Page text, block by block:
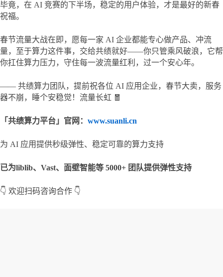
毕竟，在 AI 竞赛的下半场，稳定的用户体验，才是最好的新春
祝福。
春节流量大战在即，愿每一家 AI 企业都能专心做产品、冲流
量，至于算力这件事，交给共绩就好——你只管乘风破浪，它帮
你扛住算力压力，守住每一波流量红利，过一个安心年。
—— 共绩算力团队，提前祝各位 AI 应用企业，春节大卖，服务
器不崩，睡个安稳觉！流量长虹 🧧
「共绩算力平台」官网： www.suanli.cn
为 AI 应用提供秒级弹性、稳定可靠的算力支持
已为liblib、Vast、 面壁智能等 5000+ 团队提供弹性支持
👇 欢迎扫码咨询合作 👇